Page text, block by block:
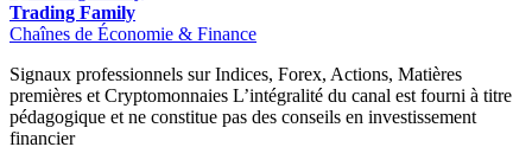
Trading Family
Chaînes de Économie & Finance
Signaux professionnels sur Indices, Forex, Actions, Matières
premières et Cryptomonnaies L’intégralité du canal est fourni à titre
pédagogique et ne constitue pas des conseils en investissement
financier